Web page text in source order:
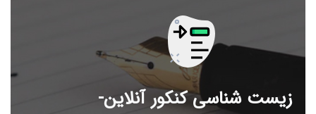
زیست شناسی کنکور آنلاین-